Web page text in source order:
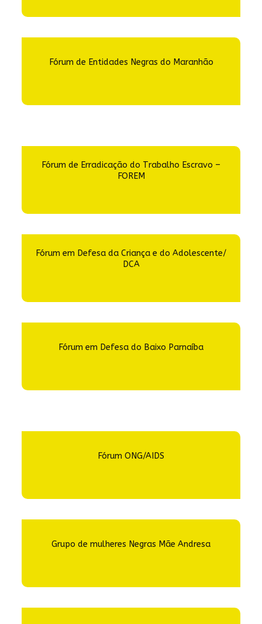
Fórum de Entidades Negras do Maranhão
Fórum de Erradicação do Trabalho Escravo –
FOREM
Fórum em Defesa da Criança e do Adolescente/
DCA
Fórum em Defesa do Baixo Parnaíba
Fórum ONG/AIDS
Grupo de mulheres Negras Mãe Andresa